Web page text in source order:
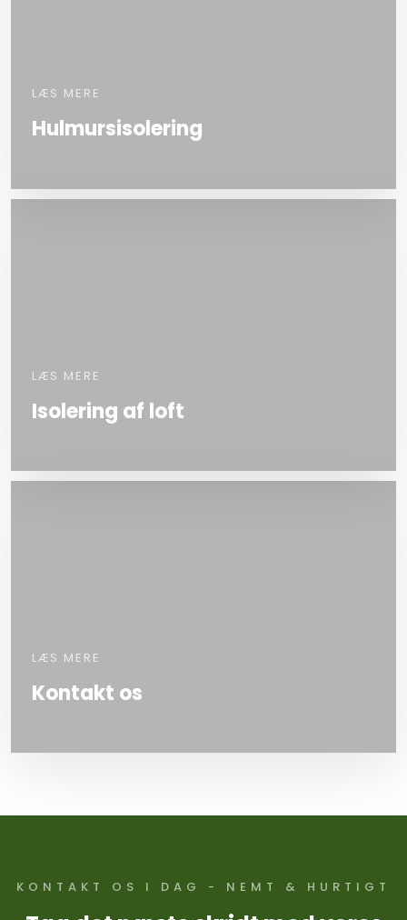
LÆS MERE
Hulmursisolering
LÆS MERE
Isolering af loft
LÆS MERE
Kontakt os
KONTAKT OS I DAG - NEMT & HURTIGT